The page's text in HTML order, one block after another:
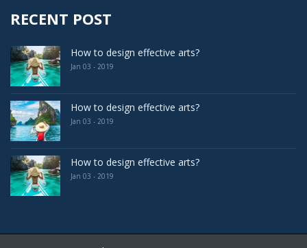
RECENT POST
How to design effective arts?
Jan 03 - 2019
How to design effective arts?
Jan 03 - 2019
How to design effective arts?
Jan 03 - 2019